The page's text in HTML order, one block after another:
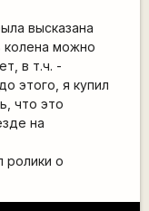
высказана
колена можно
в т.ч. -
этого, я купил
что это
на
ролики о